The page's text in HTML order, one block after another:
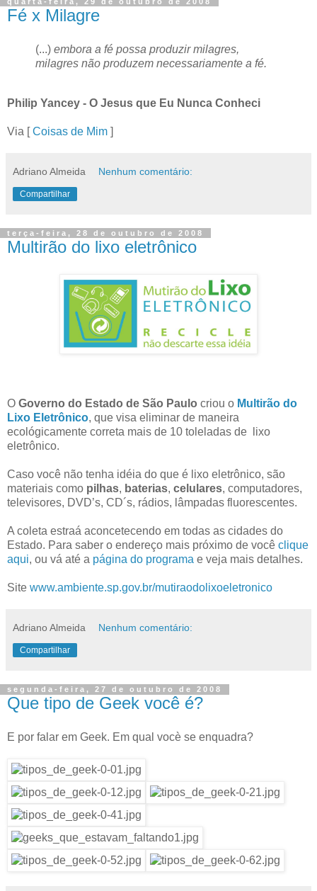
Fé x Milagre
(...) embora a fé possa produzir milagres,
milagres não produzem necessariamente a fé.
Philip Yancey - O Jesus que Eu Nunca Conheci
Via [Coisas de Mim ]
Adriano Almeida Nenhum comentário:
Compartilhar
terça-feira, 28 de outubro de 2008
Multirão do lixo eletrônico
O Governo do Estado de São Paul o criou o Multirão do
Lixo Eletrônico, que visa eliminar de maneira
ecológicamente correta mais de 10 toleladas de lixo
eletrônico.
Caso você não tenha idéia do que é lixo eletrônico, são
materiais como pilhas, baterias, celulares, computadores,
televisores, DVD’s, CD´s, rádios, lâmpadas fluorescentes.
A coleta estraá aconcetecendo em todas as cidades do
Estado. Para saber o endereço mais próximo de você clique
aqui, ou vá até a página do programa e veja mais detalhes.
Site www.ambiente.sp.gov.br/mutiraodolixoeletronico
Adriano Almeida Nenhum comentário:
Compartilhar
segunda-feira, 27 de outubro de 2008
Que tipo de Geek você é?
E por falar em Geek. Em qual vocè se enquadra?